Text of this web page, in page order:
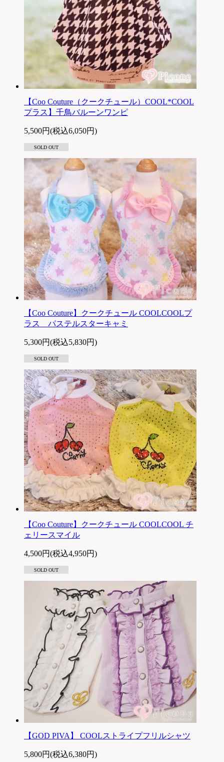
【Coo Couture（クークチュール）COOL*COOL
プラス】千鳥バルーンワンピ
5,500円(税込6,050円)
SOLD OUT
【Coo Couture】クークチュール COOLCOOLプ
ラス パステルスターキャミ
5,300円(税込5,830円)
SOLD OUT
【Coo Couture】クークチュール COOLCOOL チ
ェリースマイル
4,500円(税込4,950円)
SOLD OUT
【GOD PIVA】 COOLストライプフリルシャツ
5,800円(税込6,380円)